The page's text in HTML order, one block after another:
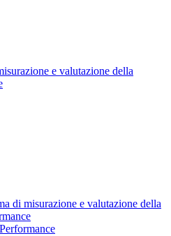
e valutazione della
di misurazione e valutazione della